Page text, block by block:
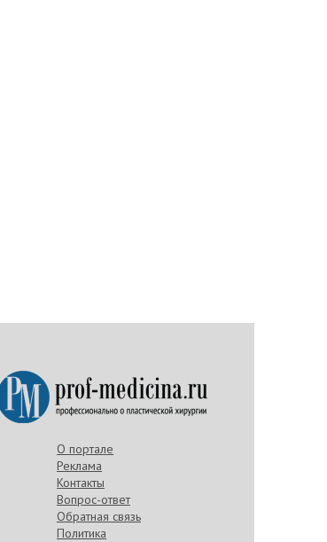
О портале
Реклама
Контакты
Вопрос-ответ
Обратная связь
Политика